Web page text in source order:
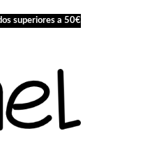
superiores a 50€